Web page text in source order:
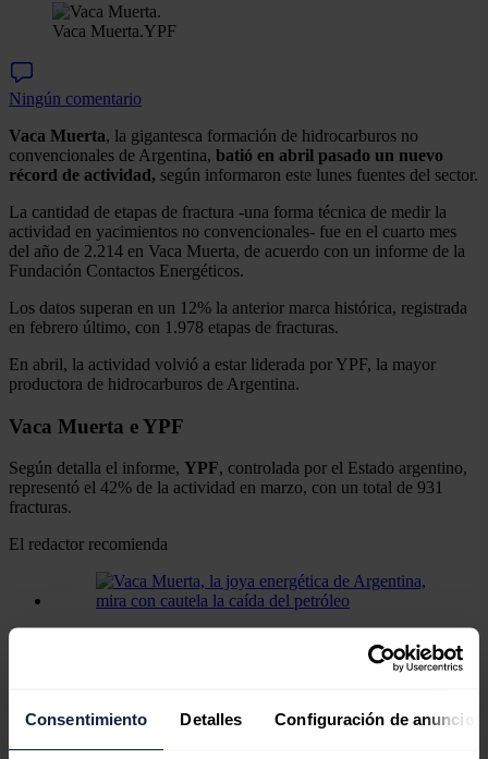
Consentimiento Detalles Configuración de anuncios
Vaca Muerta.YPF
Ningún comentario
Vaca Muerta, la gigantesca formación de hidrocarburos no
convencionales de Argentina, batió en abril pasado un nuevo
récord de actividad, según informaron este lunes fuentes del sector.
La cantidad de etapas de fractura -una forma técnica de medir la
actividad en yacimientos no convencionales- fue en el cuarto mes
del año de 2.214 en Vaca Muerta, de acuerdo con un informe de la
Fundación Contactos Energéticos.
Los datos superan en un 12% la anterior marca histórica, registrada
en febrero último, con 1.978 etapas de fracturas.
En abril, la actividad volvió a estar liderada por YPF, la mayor
productora de hidrocarburos de Argentina.
Vaca Muerta e YPF
Según detalla el informe, YPF, controlada por el Estado argentino,
representó el 42% de la actividad en marzo, con un total de 931
fracturas.
El redactor recomienda
Vaca Muerta, la joya energética de
Argentina, mira con cautela la caída